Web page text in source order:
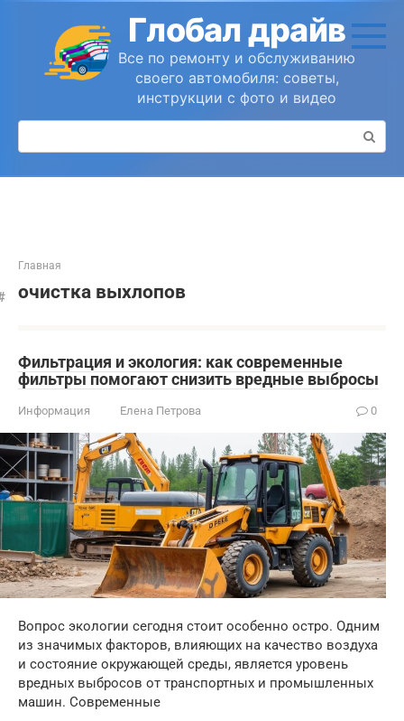
контенту
Глобал драйв
Все по ремонту и обслуживанию
своего автомобиля: советы,
инструкции с фото и видео
Поиск:
Главная
очистка выхлопов
Фильтрация и экология: как современные
фильтры помогают снизить вредные выбросы
Информация Елена Петрова 0
Вопрос экологии сегодня стоит особенно остро. Одним
из значимых факторов, влияющих на качество воздуха
и состояние окружающей среды, является уровень
вредных выбросов от транспортных и промышленных
машин. Современные